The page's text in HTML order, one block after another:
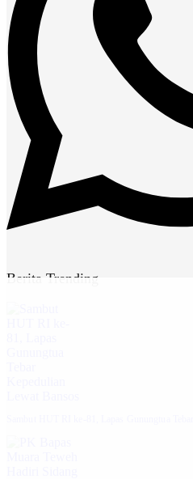
Berita Trending